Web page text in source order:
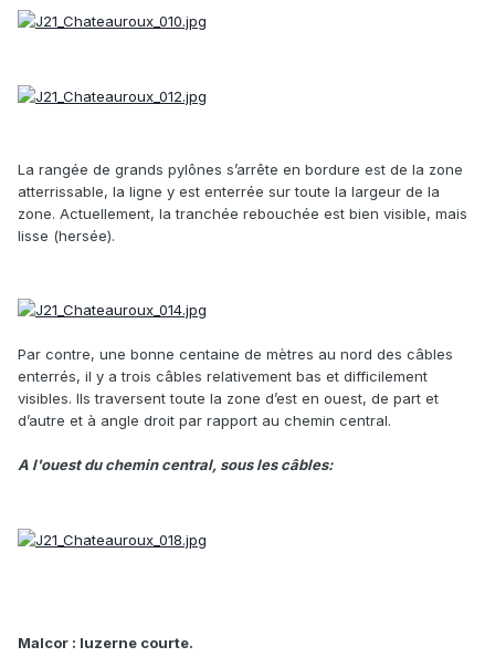
La rangée de grands pylônes s’arrête en bordure est de la zone
atterrissable, la ligne y est enterrée sur toute la largeur de la
zone. Actuellement, la tranchée rebouchée est bien visible, mais
lisse (hersée).
Par contre, une bonne centaine de mètres au nord des câbles
enterrés, il y a trois câbles relativement bas et difficilement
visibles. Ils traversent toute la zone d’est en ouest, de part et
d’autre et à angle droit par rapport au chemin central.
A l'ouest du chemin central, sous les câbles:
Malcor : luzerne courte.